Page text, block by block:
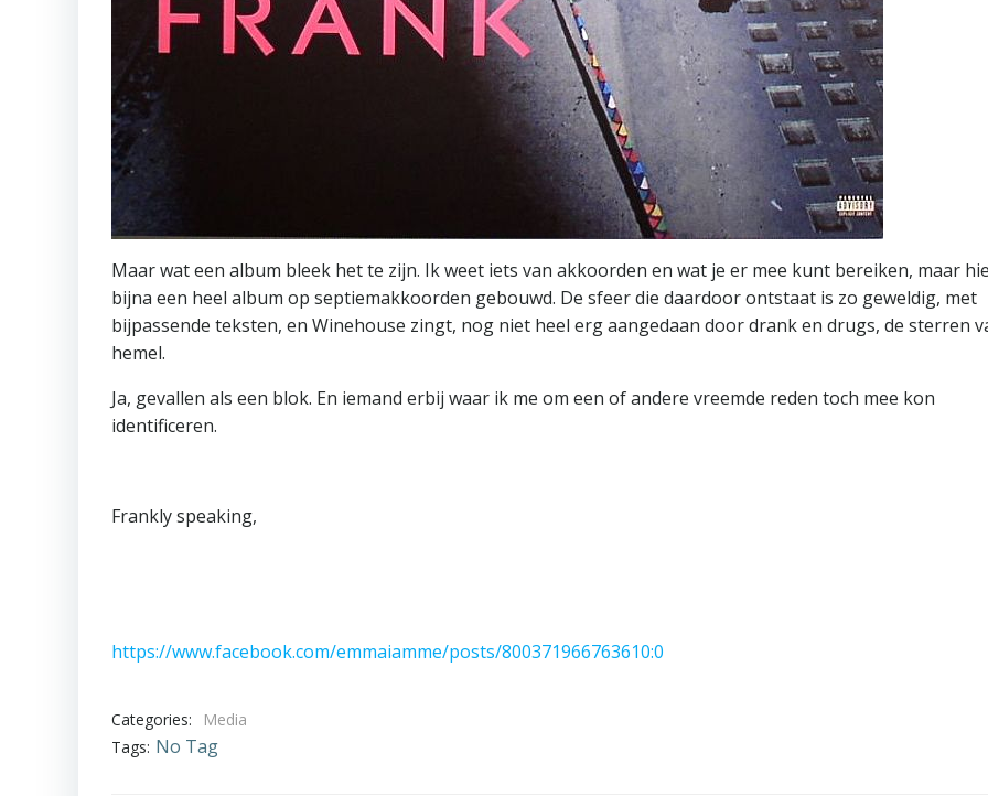
Maar wat een album bleek het te zijn. Ik weet iets van akkoorden en wat je er mee kunt bereiken, maar
bijna een heel album op septiemakkoorden gebouwd. De sfeer die daardoor ontstaat is zo geweldig, met
bijpassende teksten, en Winehouse zingt, nog niet heel erg aangedaan door drank en drugs, de sterren
hemel.
Ja, gevallen als een blok. En iemand erbij waar ik me om een of andere vreemde reden toch mee kon
identificeren.
Frankly speaking,
https://www.facebook.com/emmaiamme/posts/800371966763610:0
Categories:
Media
Tags: No Tag